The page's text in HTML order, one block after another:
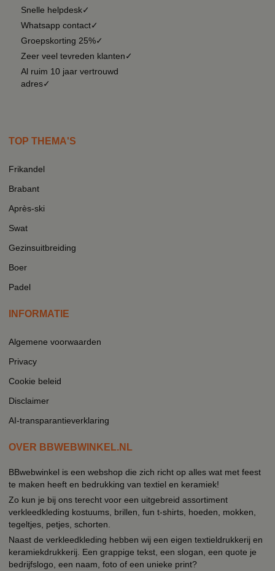
Snelle helpdesk✓
Whatsapp contact✓
Groepskorting 25%✓
Zeer veel tevreden klanten✓
Al ruim 10 jaar vertrouwd
adres✓
TOP THEMA'S
Frikandel
Brabant
Après-ski
Swat
Gezinsuitbreiding
Boer
Padel
INFORMATIE
Algemene voorwaarden
Privacy
Cookie beleid
Disclaimer
AI-transparantieverklaring
OVER BBWEBWINKEL.NL
BBwebwinkel is een webshop die zich richt op alles wat met feest
te maken heeft en bedrukking van textiel en keramiek!
Zo kun je bij ons terecht voor een uitgebreid assortiment
verkleedkleding kostuums, brillen, fun t-shirts, hoeden, mokken,
tegeltjes, petjes, schorten.
Naast de verkleedkleding hebben wij een eigen textieldrukkerij en
keramiekdrukkerij. Een grappige tekst, een slogan, een quote je
bedrijfslogo, een naam, foto of een unieke print?